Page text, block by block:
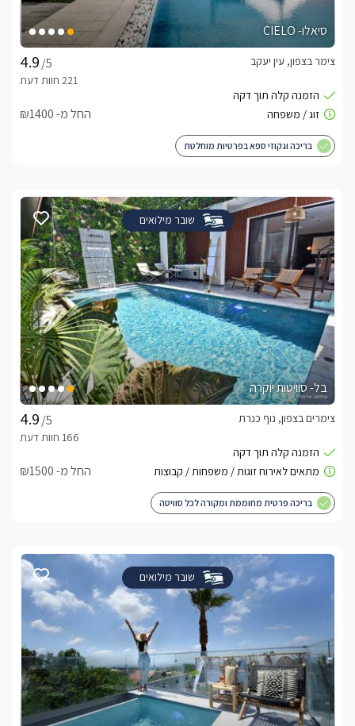
סיאלו- CIELO
/5
צימר בצפון, עין יעקב
החל מ- ₪1400
בריכה וגקוזי ספא בפרטיות מוחלטת
שובר מילואים
בל- סוויטות יוקרה
/5
צימרים בצפון, נוף כנרת
החל מ- ₪1500
בריכה פרטית מחוממת ומקורה לכל סוויטה
שובר מילואים